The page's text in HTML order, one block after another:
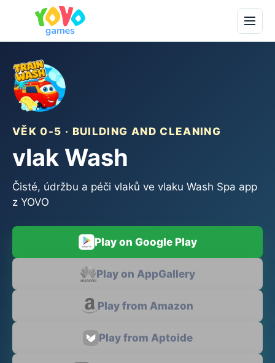
VĚK 0-5 · BUILDING AND CLEANING
vlak Wash
Čisté, údržbu a péči vlaků ve vlaku Wash Spa app
z YOVO
Play on Google Play
Play on AppGallery
Play from Amazon
Play from Aptoide